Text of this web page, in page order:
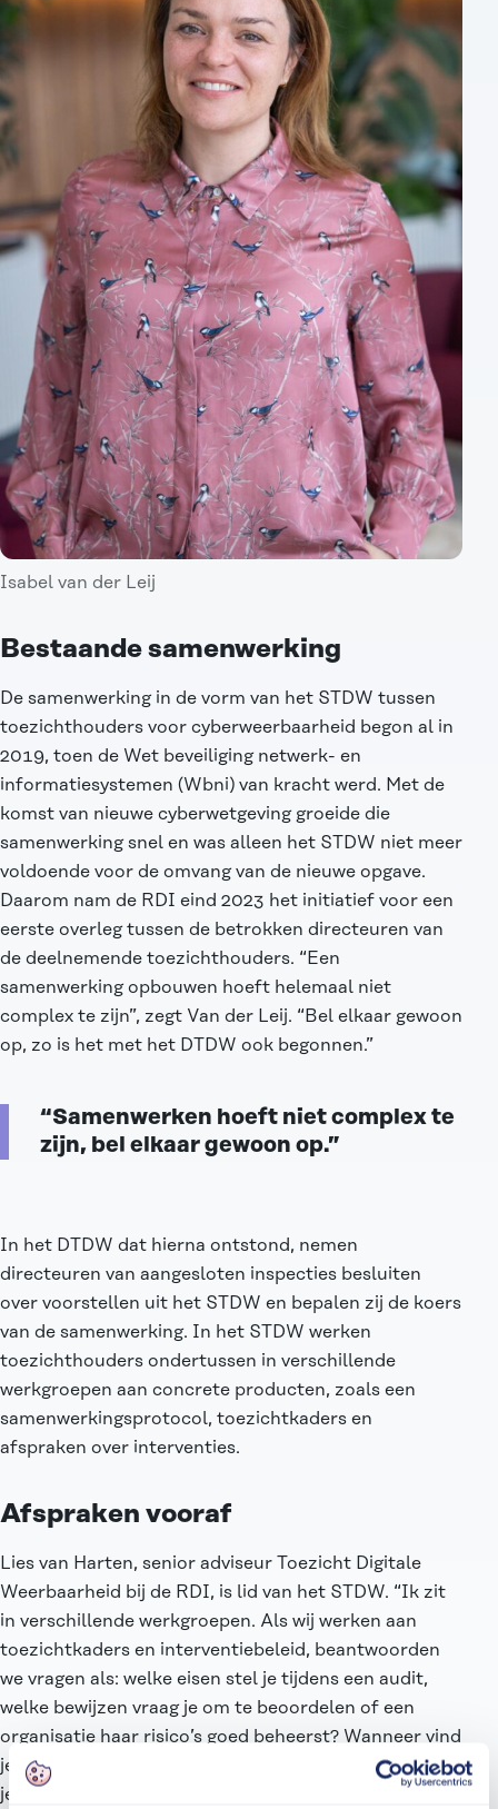
Isabel van der Leij
Bestaande samenwerking
De samenwerking in de vorm van het STDW tussen
toezichthouders voor cyberweerbaarheid begon al in
2019, toen de Wet beveiliging netwerk- en
informatiesystemen (Wbni) van kracht werd. Met de
komst van nieuwe cyberwetgeving groeide die
samenwerkingsnel en was alleen het STDW niet meer
voldoende voor de omvang van de nieuwe opgave.
Daarom nam de RDI eind 2023 het initiatief voor een
eerste overleg tussen de betrokken directeuren van
de deelnemende toezichthouders. “Een
samenwerking opbouwen hoeft helemaal niet
complex te zijn”, zegt Van der Leij. “Bel elkaar gewoon
op, zo is het met het DTDW ook begonnen.”
“Samenwerken hoeft niet complex te
zijn, bel elkaar gewoon op.”
In het DTDW dat hierna ontstond, nemen
directeuren van aangesloten inspecties besluiten
over voorstellen uit het STDW en bepalen zij de koers
van de samenwerking. In het STDW werken
toezichthouders ondertussen in verschillende
werkgroepen aan concrete producten, zoals een
samenwerkingsprotocol, toezichtkaders en
afspraken over interventies.
Afspraken vooraf
Lies van Harten, senior adviseur Toezicht Digitale
Weerbaarheid bij de RDI, is lid van het STDW. “Ik zit
in verschillende werkgroepen. Als wij werken aan
toezichtkaders en interventiebeleid, beantwoorden
we vragen als: welke eisen stel je tijdens een audit,
welke bewijzen vraag je om te beoordelen of een
organisatie haar risico’s goed beheerst? Wanneer vind
je een beveiligingsmaatregel passend? En hoe reageer
je als een organisatie tekortschiet?”